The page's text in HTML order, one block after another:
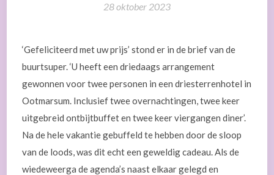
28 oktober 2023
‘Gefeliciteerd met uw prijs’ stond er in de brief van de
buurtsuper. ‘U heeft een driedaags arrangement
gewonnen voor twee personen in een driesterrenhotel in
Ootmarsum. Inclusief twee overnachtingen, twee keer
uitgebreid ontbijtbuffet en twee keer viergangen diner’.
Na de hele vakantie gebuffeld te hebben door de sloop
van de loods, was dit echt een geweldig cadeau. Als de
wiedeweerga de agenda’s naast elkaar gelegd en